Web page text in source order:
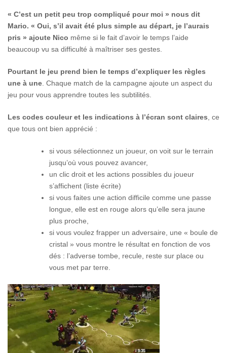
« C’est un petit peu trop compliqué pour moi » nous dit
Mario. « Oui, s’il avait été plus simple au départ, je l’aurais
pris » ajoute Nico même si le fait d’avoir le temps l’aide
beaucoup vu sa difficulté à maîtriser ses gestes.
Pourtant le jeu prend bien le temps d’expliquer les règles
une à une . Chaque match de la campagne ajoute un aspect du
jeu pour vous apprendre toutes les subtilités.
Les codes couleur et les indications à l’écran sont claires , ce
que tous ont bien apprécié :
si vous sélectionnez un joueur, on voit sur le terrain
jusqu’où vous pouvez avancer,
un clic droit et les actions possibles du joueur
s’affichent (liste écrite)
si vous faites une action difficile comme une passe
longue, elle est en rouge alors qu’elle sera jaune
plus proche,
si vous voulez frapper un adversaire, une « boule de
cristal » vous montre le résultat en fonction de vos
dés : l’adverse tombe, recule, reste sur place ou
vous met par terre.